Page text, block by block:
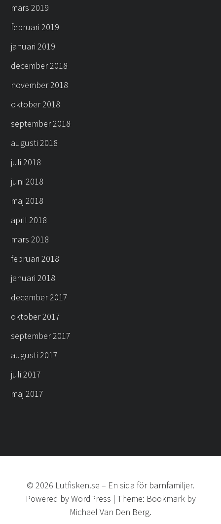
mars 2019
februari 2019
januari 2019
december 2018
november 2018
oktober 2018
september 2018
augusti 2018
juli 2018
juni 2018
maj 2018
april 2018
mars 2018
februari 2018
januari 2018
december 2017
oktober 2017
september 2017
augusti 2017
juli 2017
maj 2017
© 2026 Lutfisken.se – En sida för barnfamiljer.
Powered byWordPress | Theme: Bookmarkby
Michael Van Den Berg.